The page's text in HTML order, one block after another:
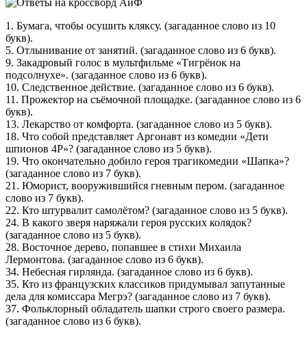
1. Бумага, чтобы осушить кляксу. (загаданное слово из 10
букв).
5. Отлынивание от занятий. (загаданное слово из 6 букв).
9. Закадровый голос в мультфильме «Тигрёнок на
подсолнухе». (загаданное слово из 6 букв).
10. Следственное действие. (загаданное слово из 6 букв).
11. Прожектор на съёмочной площадке. (загаданное слово из 6
букв).
13. Лекарство от комфорта. (загаданное слово из 5 букв).
18. Что собой представляет Аргонавт из комедии «Дети
шпионов 4Р»? (загаданное слово из 5 букв).
19. Что окончательно добило героя трагикомедии «Шапка»?
(загаданное слово из 7 букв).
21. Юморист, вооружившийся гневным пером. (загаданное
слово из 7 букв).
22. Кто штурвалит самолётом? (загаданное слово из 5 букв).
24. В какого зверя наряжали героя русских колядок?
(загаданное слово из 5 букв).
28. Восточное дерево, попавшее в стихи Михаила
Лермонтова. (загаданное слово из 6 букв).
34. Небесная гирлянда. (загаданное слово из 6 букв).
35. Кто из французских классиков придумывал запутанные
дела для комиссара Мегрэ? (загаданное слово из 7 букв).
37. Фольклорный обладатель шапки строго своего размера.
(загаданное слово из 6 букв).